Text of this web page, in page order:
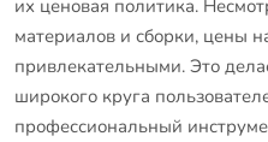
их ценовая политика.
материалов и сборки, цены
привлекательными. Это
широкого круга
профессиональный